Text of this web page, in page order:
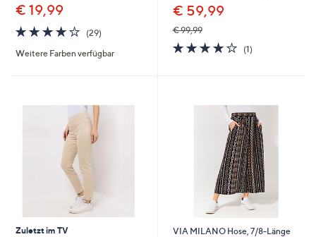
€ 19,99
4.1
von
5
(29)
Weitere Farben verfügbar
€ 59,99
€ 99,99
4.0
von
(1)
Zuletzt im TV VIA MILANO Hose, 7/8-Länge